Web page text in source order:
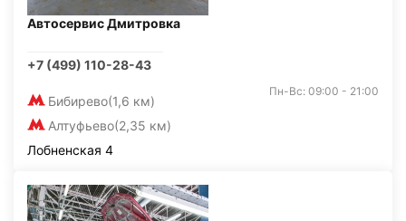
Автосервис Дмитровка
+7 (499) 110-28-43
Бибирево(1,6 км)
Алтуфьево(2,35 км)
Пн-Вс: 09:00 - 21:00
Лобненская 4